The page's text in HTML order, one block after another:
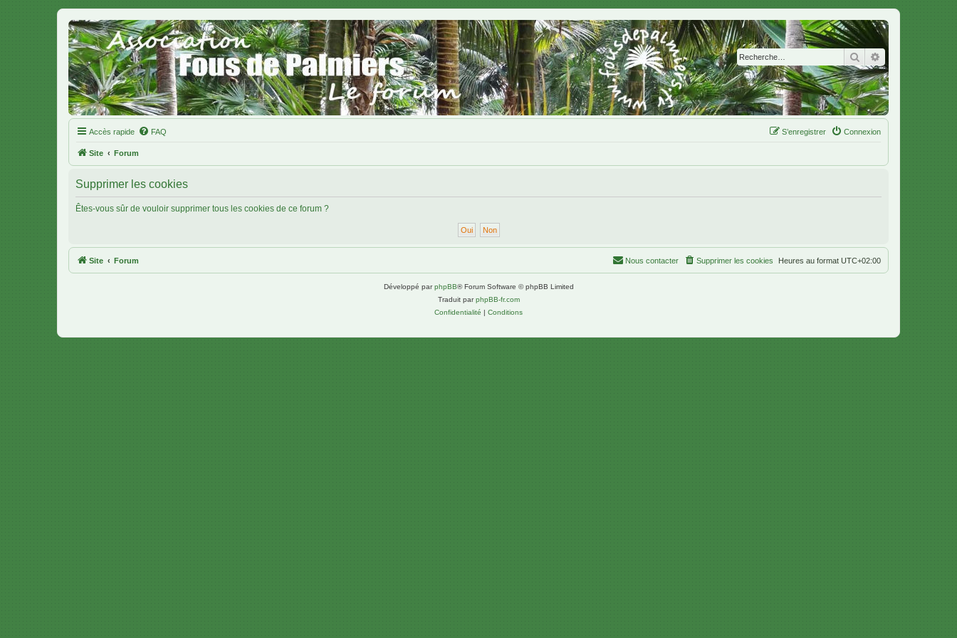
Rechercher
Accès rapide FAQ Connexion
S’enregistrer
Site Forum
Supprimer les cookies
Êtes-vous sûr de vouloir supprimer tous les cookies de ce forum ?
Site Forum Heures au format UTC+02:00
Supprimer les cookies
Nous contacter
Développé parphpBB® Forum Software © phpBB Limited
Traduit parphpBB-fr.com
Confidentialité | Conditions